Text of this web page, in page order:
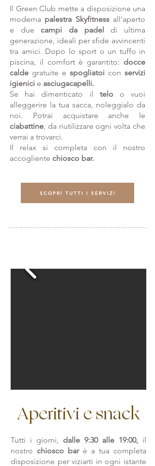
Il Green Club mette a disposizione una
moderna palestra Skyfitnessall'aperto
e due campi da padel di ultima
generazione, ideali per sfide avvincenti
tra amici. Dopo lo sport o un tuffo in
piscina, il comfort è garantito: docce
calde gratuite e spogliatoi con servizi
igienici e asciugacapelli.
Se hai dimenticato il teloo vuoi
alleggerire la tua sacca, noleggialo da
noi. Potrai acquistare anche le
ciabattine, da riutilizzare ogni volta che
verrai a trovarci.
Il relax si completa con il nostro
accogliente chiosco bar.
SCOPRI TUTTI I SERVIZI
Aperitivi e snack
Tutti i giorni, dalle 9:30 alle 19:00, il
nostro chiosco barè a tua completa
disposizione per viziarti in ogni istante